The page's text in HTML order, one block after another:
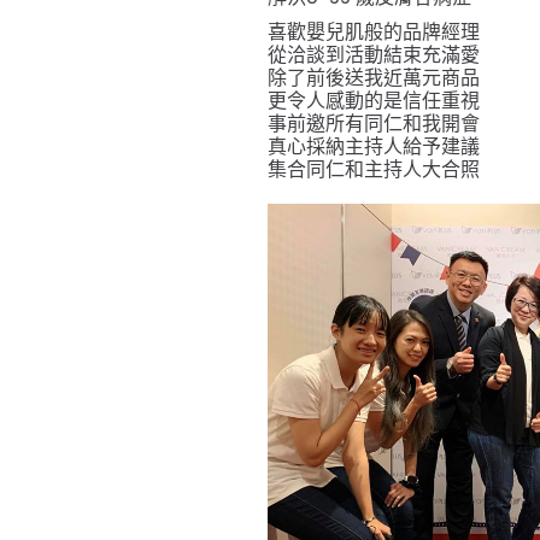
喜歡嬰兒肌般的品牌經理
從洽談到活動結束充滿愛
除了前後送我近萬元商品
更令人感動的是信任重視
事前邀所有同仁和我開會
真心採納主持人給予建議
集合同仁和主持人大合照